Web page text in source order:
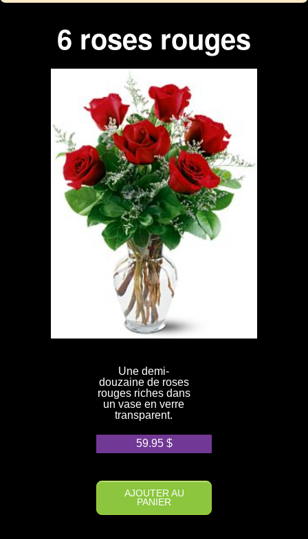
6 roses rouges
Une demi-
douzaine de roses
rouges riches dans
un vase en verre
transparent.
59.95 $
AJOUTER AU
PANIER